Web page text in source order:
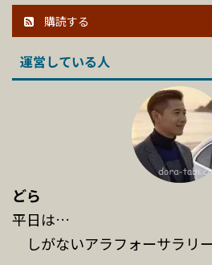
購読する
運営している人
どら
平日は…
しがないアラフォーサラリ